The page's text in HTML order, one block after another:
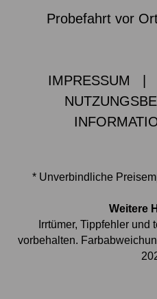
Probefahrt vor
IMPRESSUM
* Unverbindliche
Weitere
Irrtümer, Tippfehler
vorbehalten.